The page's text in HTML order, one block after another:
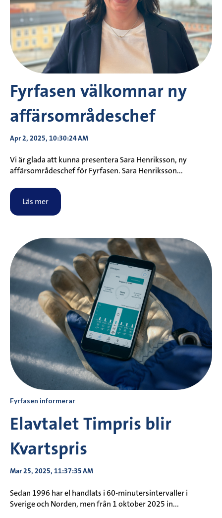
Fyrfasen välkomnar ny
affärsområdeschef
Apr 2, 2025, 10:30:24 AM
Vi är glada att kunna presentera Sara Henriksson, ny
affärsområdeschef för Fyrfasen. Sara Henriksson...
Läs mer
Fyrfasen informerar
Elavtalet Timpris blir
Kvartspris
Mar 25, 2025, 11:37:35 AM
Sedan 1996 har el handlats i 60-minutersintervaller i
Sverige och Norden, men från 1 oktober 2025 in...